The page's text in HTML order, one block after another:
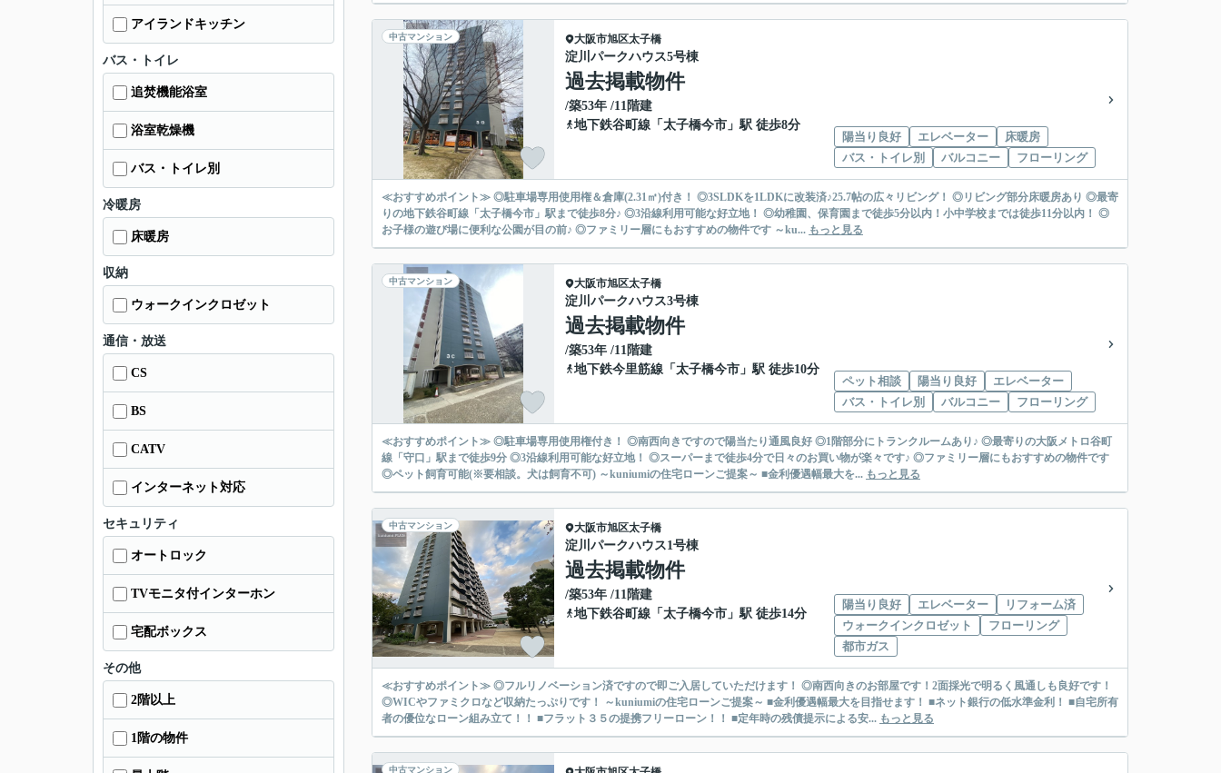
中古マンション 大阪市旭区太子橋
淀川パークハウス5号棟
過去掲載物件
/築53年 /11階建
地下鉄谷町線 「 太子橋今市 」駅 徒歩8分
陽当り良好
エレベーター
床暖房
バス・トイレ別
バルコニー フローリング
≪おすすめポイント≫ ◎駐車場専用使用権＆倉庫(2.31㎡)付き！ ◎3SLDKを1LDKに改装済♪25.7帖の広々リビング！ ◎リビング部分床暖房あり ◎最寄
りの地下鉄谷町線「太子橋今市」駅まで徒歩8分♪ ◎3沿線利用可能な好立地！ ◎幼稚園、保育園まで徒歩5分以内！小中学校までは徒歩11分以内！ ◎
お子様の遊び場に便利な公園が目の前♪ ◎ファミリー層にもおすすめの物件です ～ku... もっと見る
中古マンション 大阪市旭区太子橋
淀川パークハウス3号棟
過去掲載物件
/築53年 /11階建
地下鉄今里筋線 「 太子橋今市 」駅 徒歩10分
ペット相談
陽当り良好
エレベーター
バス・トイレ別
バルコニー フローリング
≪おすすめポイント≫ ◎駐車場専用使用権付き！ ◎南西向きですので陽当たり通風良好 ◎1階部分にトランクルームあり♪ ◎最寄りの大阪メトロ谷町
線「守口」駅まで徒歩9分 ◎3沿線利用可能な好立地！ ◎スーパーまで徒歩4分で日々のお買い物が楽々です♪ ◎ファミリー層にもおすすめの物件です
◎ペット飼育可能(※要相談。犬は飼育不可) ～kuniumiの住宅ローンご提案～ ■金利優遇幅最大を... もっと見る
中古マンション 大阪市旭区太子橋
淀川パークハウス1号棟
過去掲載物件
/築53年 /11階建
地下鉄谷町線 「 太子橋今市 」駅 徒歩14分
陽当り良好 エレベーター
リフォーム済
ウォークインクロゼット
フローリング
都市ガス
≪おすすめポイント≫ ◎フルリノベーション済ですので即ご入居していただけます！ ◎南西向きのお部屋です！2面採光で明るく風通しも良好です！
◎WICやファミクロなど収納たっぷりです！ ～kuniumiの住宅ローンご提案～ ■金利優遇幅最大を目指せます！ ■ネット銀行の低水準金利！ ■自宅所有
者の優位なローン組み立て！！ ■フラット３５の提携フリーローン！！ ■定年時の残債提示による安... もっと見る
中古マンション
アイランドキッチン
バス・トイレ
追焚機能浴室
浴室乾燥機
バス・トイレ別
冷暖房
床暖房
収納
ウォークインクロゼット
通信・放送
CS
BS
CATV
インターネット対応
セキュリティ
オートロック
TVモニタ付インターホン
宅配ボックス
その他
2階以上
1階の物件